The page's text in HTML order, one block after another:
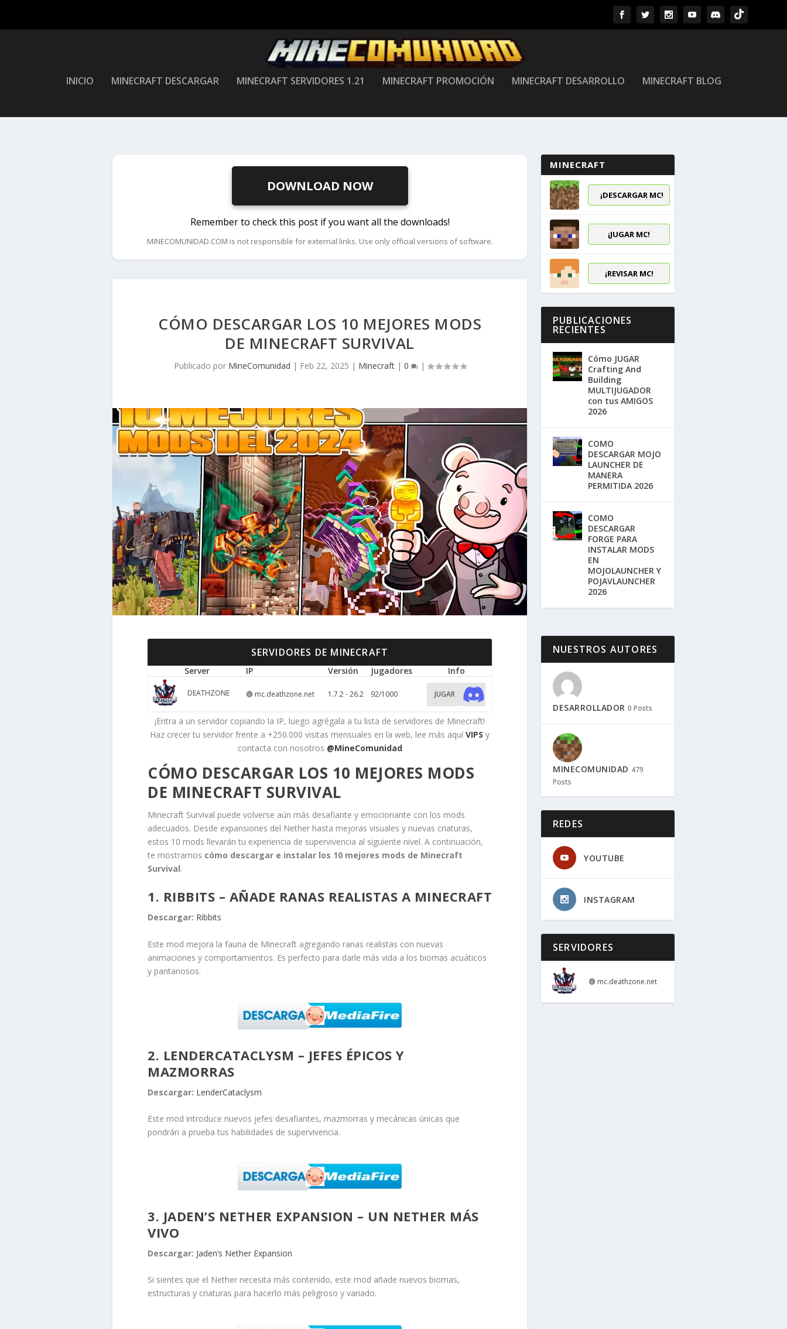
INICIO MINECRAFT DESCARGAR MINECRAFT SERVIDORES 1.21 MINECRAFT PROMOCIÓN MINECRAFT DESARROLLO MINECRAFT BLOG
DOWNLOAD NOW
Remember to check this post if you want all the downloads!
MINECOMUNIDAD.COM is not responsible for external links. Use only official versions of software.
CÓMO DESCARGAR LOS 10 MEJORES MODS
DE MINECRAFT SURVIVAL
Publicado por MineComunidad | Feb 22, 2025 | Minecraft| 0 |
SERVIDORES DE MINECRAFT
Server IP Versión Jugadores Info
DEATHZONE 🟢 mc.deathzone.net 1.7.2 - 26.2 92/1000 JUGAR
¡Entra a un servidor copiando la IP, luego agrégala a tu lista de servidores de Minecraft!
Haz crecer tu servidor frente a +250.000 visitas mensuales en la web, lee más aquí VIPS y
contacta con nosotros @MineComunidad
CÓMO DESCARGAR LOS 10 MEJORES MODS
DE MINECRAFT SURVIVAL
Minecraft Survival puede volverse aún más desafiante y emocionante con los mods
adecuados. Desde expansiones del Nether hasta mejoras visuales y nuevas criaturas,
estos 10 mods llevarán tu experiencia de supervivencia al siguiente nivel. A continuación,
te mostramos cómo descargar e instalar los 10 mejores mods de Minecraft
Survival.
1. RIBBITS – AÑADE RANAS REALISTAS A MINECRAFT
Descargar: Ribbits
Este mod mejora la fauna de Minecraft agregando ranas realistas con nuevas
animaciones y comportamientos. Es perfecto para darle más vida a los biomas acuáticos
y pantanosos.
2. LENDERCATACLYSM – JEFES ÉPICOS Y
MAZMORRAS
Descargar: LenderCataclysm
Este mod introduce nuevos jefes desafiantes, mazmorras y mecánicas únicas que
pondrán a prueba tus habilidades de supervivencia.
3. JADEN’S NETHER EXPANSION – UN NETHER MÁS
VIVO
Descargar: Jaden’s Nether Expansion
Si sientes que el Nether necesita más contenido, este mod añade nuevos biomas,
estructuras y criaturas para hacerlo más peligroso y variado.
MINECRAFT
¡DESCARGAR MC!
¡JUGAR MC!
¡REVISAR MC!
PUBLICACIONES
RECIENTES
Cómo JUGAR
Crafting And
Building
MULTIJUGADOR
con tus AMIGOS
2026
COMO
DESCARGAR MOJO
LAUNCHER DE
MANERA
PERMITIDA 2026
COMO
DESCARGAR
FORGE PARA
INSTALAR MODS
EN
MOJOLAUNCHER Y
POJAVLAUNCHER
2026
NUESTROS AUTORES
DESARROLLADOR 0 Posts
MINECOMUNIDAD 479
Posts
REDES
YOUTUBE
INSTAGRAM
SERVIDORES
🟢 mc.deathzone.net